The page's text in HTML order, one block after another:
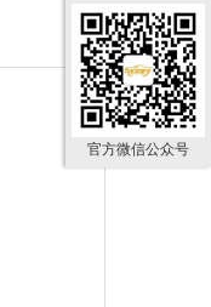
官方微信公众号